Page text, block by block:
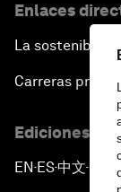
Enlaces
La
Carreras
Ediciones en
EN ▪ES▪中文▪ 日